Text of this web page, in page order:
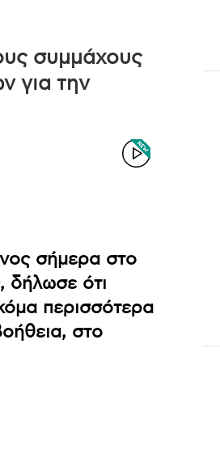
συμμάχους
για την
σήμερα στο
δήλωσε ότι
περισσότερα
στο